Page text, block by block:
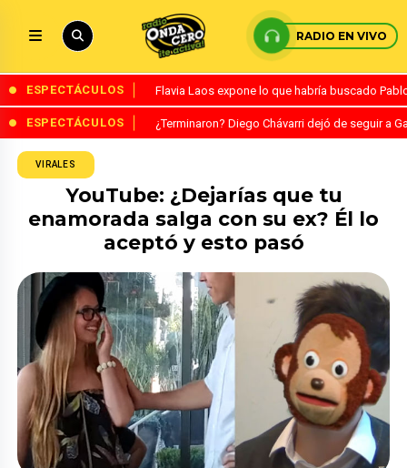
RADIO EN VIVO
ESPECTÁCULOS Flavia Laos expone lo que habría buscado
ESPECTÁCULOS ¿Terminaron? Diego Chávarri dejó de seguir a
VIRALES
YouTube: ¿Dejarías que tu
enamorada salga con su ex? Él lo
aceptó y esto pasó